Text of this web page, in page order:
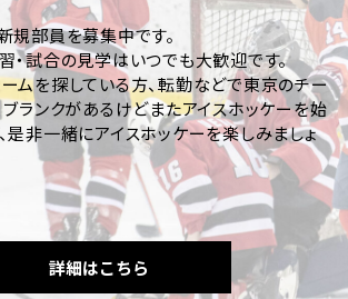
利用目的が変更前と関連性を有すると合理的に
に限り、個人情報の利用目的を変更するもの
を行った場合には、変更後の目的について、
方法により、ユーザーに通知し、または本ウ
公表するものとします。
の第三者提供）
した個人情報を適切に管理し、次のいずれか
除き、個人情報を第三者に開示いたしませ
がある場合
する情報提供を行なうために所属団体・関連
開示する場合
開示することが必要である場合
規部員を募集中です。
・試合の見学はいつでも大歓迎です。
ムを探している方、転勤などで東京のチー
ブランクがあるけどまたアイスホッケーを始
是非一緒にアイスホッケーを楽しみましょ
詳細はこちら